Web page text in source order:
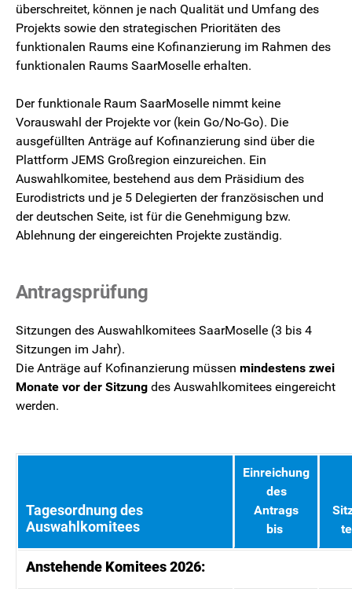
überschreitet, können je nach Qualität und Umfang des
Projekts sowie den strategischen Prioritäten des
funktionalen Raums eine Kofinanzierung im Rahmen des
funktionalen Raums SaarMoselle erhalten.
Der funktionale Raum SaarMoselle nimmt keine
Vorauswahl der Projekte vor (kein Go/No-Go). Die
ausgefüllten Anträge auf Kofinanzierung sind über die
Plattform JEMS Großregion einzureichen. Ein
Auswahlkomitee, bestehend aus dem Präsidium des
Eurodistricts und je 5 Delegierten der französischen und
der deutschen Seite, ist für die Genehmigung bzw.
Ablehnung der eingereichten Projekte zuständig.
Antragsprüfung
Sitzungen des Auswahlkomitees SaarMoselle (3 bis 4
Sitzungen im Jahr).
Die Anträge auf Kofinanzierung müssen mindestens zwei
Monate vor der Sitzung des Auswahlkomitees eingereicht
werden.
Tagesordnung des
Auswahlkomitees
Einreichung
des
Antrags
bis
Anstehende Komitees 2026: